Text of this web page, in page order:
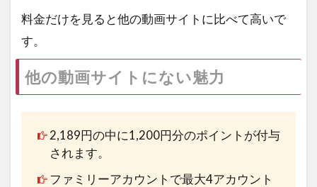
料金だけを見ると他の動画サイトに比べて高いで
す。
他の動画サイトにない魅力
2,189円の中に1,200円分のポイントが付与
されます。
ファミリーアカウントで最大4アカウント